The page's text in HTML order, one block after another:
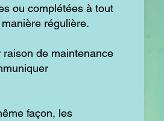
ou complétées à tout
régulière.
de maintenance
façon, les